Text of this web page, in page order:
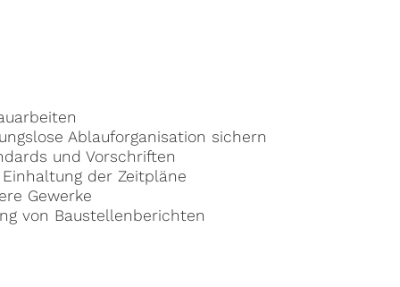
Ablauforganisation sichern
und Vorschriften
der Zeitpläne
Gewerke
von Baustellenberichten